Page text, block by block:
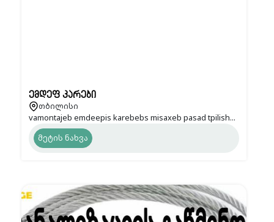
ემდეფ კარები
თბილისი
vamontajeb emdeepis karebebs misaxeb pasad tpilish...
მეტის ნახვა